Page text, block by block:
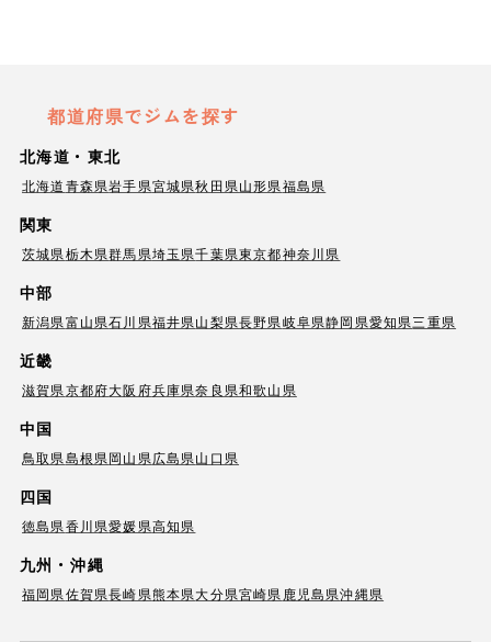
都道府県でジムを探す
北海道・東北
北海道青森県岩手県宮城県秋田県山形県福島県
関東
茨城県栃木県群馬県埼玉県千葉県東京都神奈川県
中部
新潟県富山県石川県福井県山梨県長野県岐阜県静岡県愛知県三重県
近畿
滋賀県京都府大阪府兵庫県奈良県和歌山県
中国
鳥取県島根県岡山県広島県山口県
四国
徳島県香川県愛媛県高知県
九州・沖縄
福岡県佐賀県長崎県熊本県大分県宮崎県 鹿児島県沖縄県